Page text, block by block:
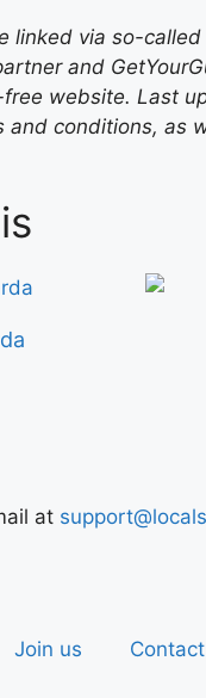
via so-
and
website. Last
conditions,
at
Join us